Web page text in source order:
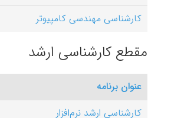
کارشناسی مهندسی کامپیوتر
مقطع کارشناسی ارشد
عنوان برنامه
کارشناسی ارشد نرم‌افزار